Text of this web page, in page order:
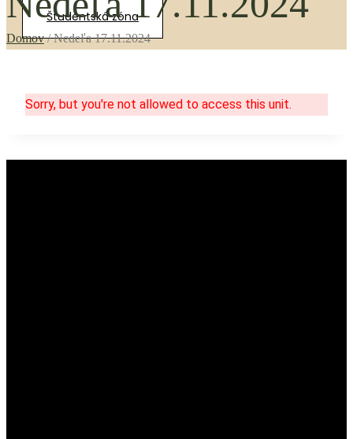
Študentská zóna
Domov / Nedeľa 17.11.2024
Sorry, but you're not allowed to access this unit.